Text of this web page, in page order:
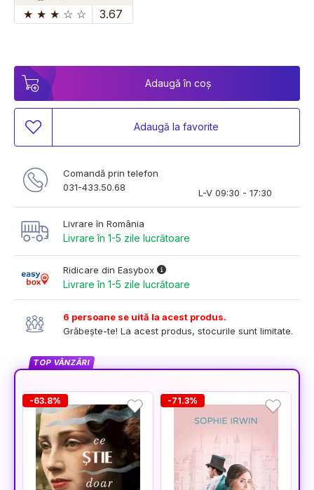
★ ★ ★ ☆ ☆ 3.67
Adaugă în coș
Adaugă la favorite
Comandă prin telefon
031-433.50.68
L-V 09:30 - 17:30
Livrare în România
Livrare în 1-5 zile lucrătoare
Ridicare din Easybox
Livrare în 1-5 zile lucrătoare
6 persoane se uită la acest produs.
Grăbește-te! La acest produs, stocurile sunt limitate.
TOP VÂNZĂRI
-63.8% -71.3%